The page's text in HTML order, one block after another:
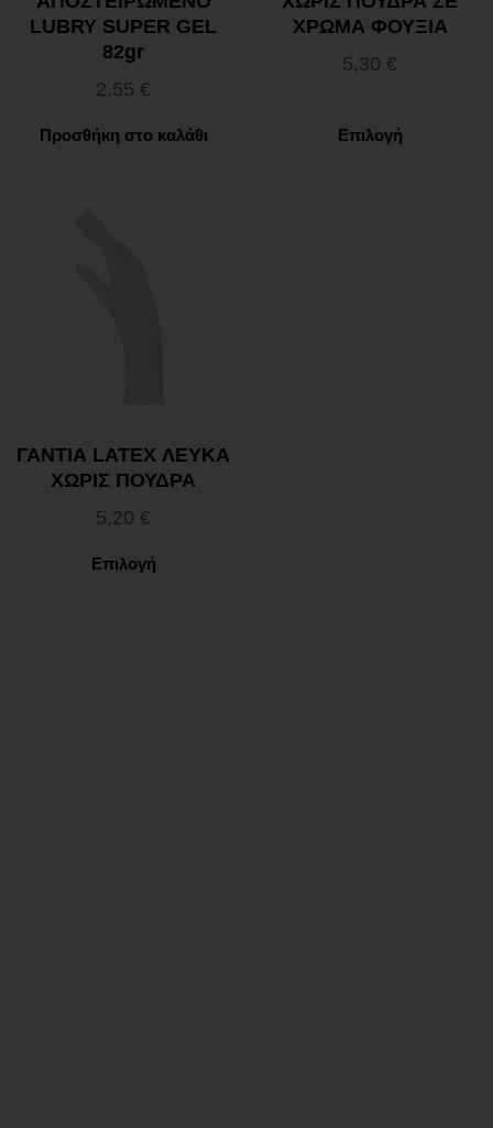
LUBRY SUPER GEL
82gr
2,55 €
Προσθήκη στο καλάθι
ΧΡΩΜΑ ΦΟΥΞΙΑ
5,30 €
Επιλογή
ΓΑΝΤΙΑ LATEX ΛΕΥΚΑ
ΧΩΡΙΣ ΠΟΥΔΡΑ
5,20 €
Επιλογή